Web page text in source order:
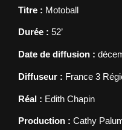
Titre : Motoball
Durée : 52’
Date de diffusion :
Diffuseur : France 3
Réal : Edith Chapin
Production : Cathy